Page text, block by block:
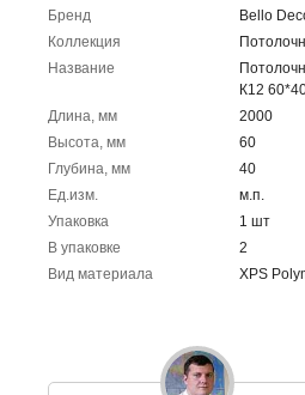
Бренд
Bello
Коллекция
Название
К12
Длина, мм
2000
Высота, мм
60
Глубина, мм
40
Ед.изм.
м.п.
Упаковка
1 шт
В упаковке
2
Вид материала
XPS